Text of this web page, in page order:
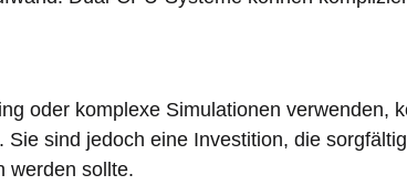
oder komplexe Simulationen verwenden,
sind jedoch eine Investition, die
werden sollte.